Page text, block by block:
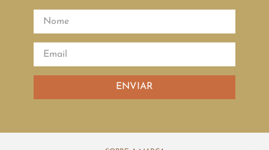
ENVIAR